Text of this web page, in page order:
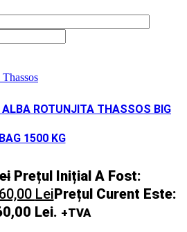
ALBA ROTUNJITA THASSOS BIG
BAG 1500 KG
Prețul Inițial A Fost:
Lei Prețul Curent Este:
Lei. +TVA